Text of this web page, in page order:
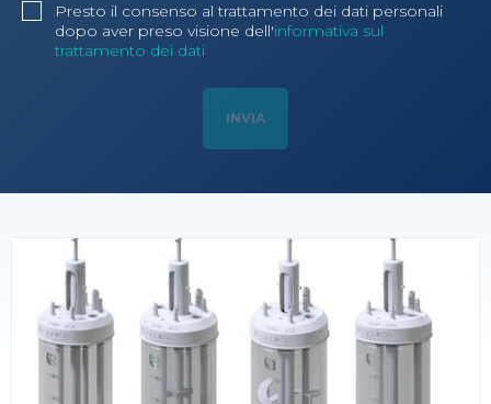
Presto il consenso al trattamento dei dati personali
dopo aver preso visione dell'informativa sul
trattamento dei dati